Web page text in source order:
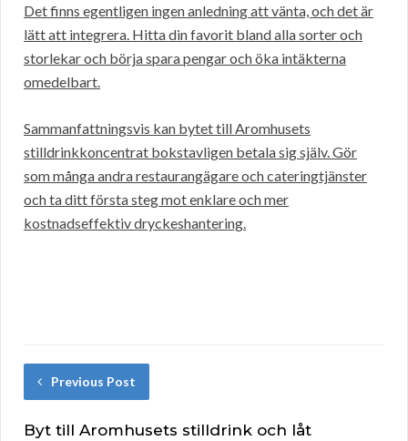
Det finns egentligen ingen anledning att vänta, och det är
lätt att integrera. Hitta din favorit bland alla sorter och
storlekar och börja spara pengar och öka intäkterna
omedelbart.
Sammanfattningsvis kan bytet till Aromhusets
stilldrinkkoncentrat bokstavligen betala sig själv. Gör
som många andra restaurangägare och cateringtjänster
och ta ditt första steg mot enklare och mer
kostnadseffektiv dryckeshantering.
Previous Post
Byt till Aromhusets stilldrink och låt